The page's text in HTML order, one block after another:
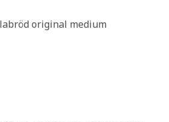
original medium